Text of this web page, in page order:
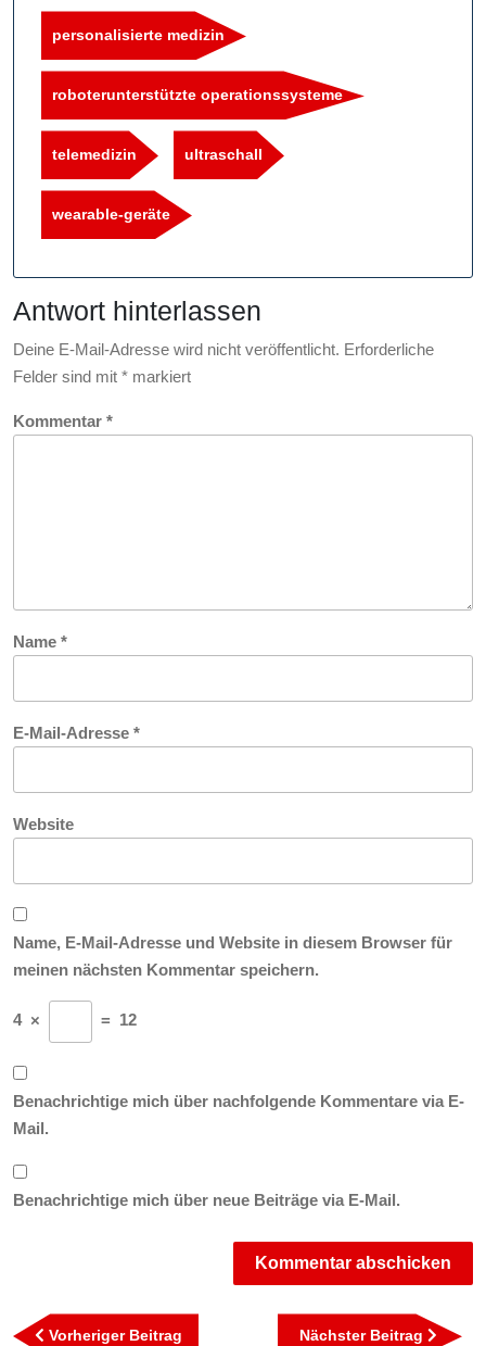
personalisierte medizin
roboterunterstützte operationssysteme
telemedizin ultraschall
wearable-geräte
Antwort hinterlassen
Deine E-Mail-Adresse wird nicht veröffentlicht. Erforderliche
Felder sind mit * markiert
Kommentar *
Name *
E-Mail-Adresse *
Website
Name, E-Mail-Adresse und Website in diesem Browser für
meinen nächsten Kommentar speichern.
4 × = 12
Benachrichtige mich über nachfolgende Kommentare via E-
Mail.
Benachrichtige mich über neue Beiträge via E-Mail.
Beitragsnavigation
Vorheriger Beitrag Nächster Beitrag